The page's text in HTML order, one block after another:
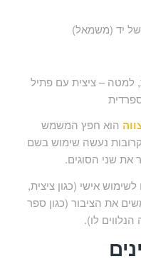
יד (משמאל)
למטה – ציצית עם פתיל
הוא חפץ המשמש
נעשה שימוש בשם
את שני הסוגים.
אישי (כגון ציצית,
את הציבור (כגון ספר
לו).